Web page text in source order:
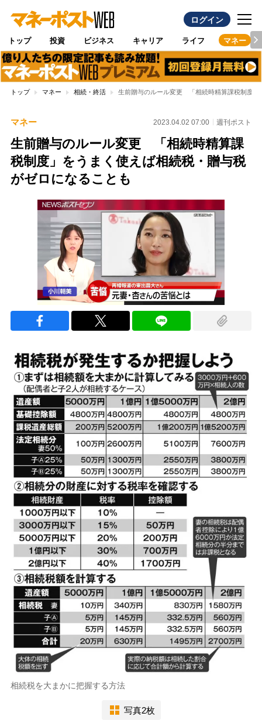
ログイン
トップ 投資 ビジネス キャリア ライフ マネー
トップ マネー 相続・終活 生前贈与のルール変更 「相続時精算課税制度」
マネー 2023.04.02 07:00 週刊ポスト
生前贈与のルール変更 「相続時精算課
税制度」をうまく使えば相続税・贈与税
がゼロになることも
相続税を大まかに把握する方法
写真2枚